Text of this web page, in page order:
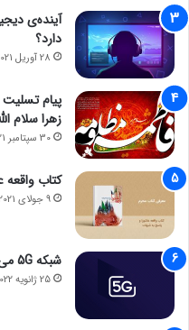
آینده‌ی
دارد؟
28 آوریل 2021
پیام
زهرا سلام
30 سپتامبر 2021
کتاب واقعه
9 جولای 2021
شبکه 5G می‌تواند باعث سقوط هواپیما شود
25 ژانویه 2022